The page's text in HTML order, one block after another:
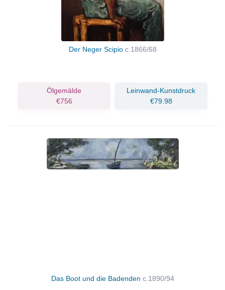
Der Neger Scipio c.1866/68
Ölgemälde
€756
Leinwand-Kunstdruck
€79.98
Das Boot und die Badenden c.1890/94